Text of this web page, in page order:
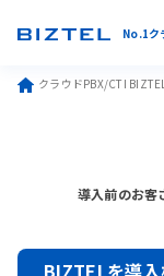
No.1ク
クラウドPBX/CTI
導入前のお客